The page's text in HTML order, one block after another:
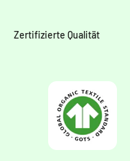
Zertifizierte Qualität